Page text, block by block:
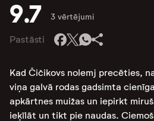
9.7 3 vērtējumi
Pastāsti
Kad Čičikovs nolemj precēties,
viņa galvā rodas gadsimta
apkārtnes muižas un iepirkt
ieķīlāt un tikt pie naudas.